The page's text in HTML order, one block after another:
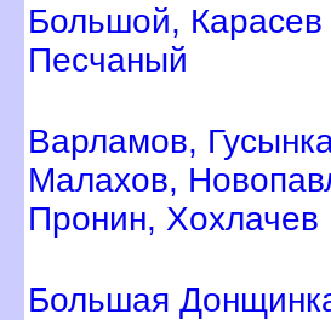
Большой, Карасе
Песчаный
арламов,
Малахов,
Пронин, Хохлаче
Большая